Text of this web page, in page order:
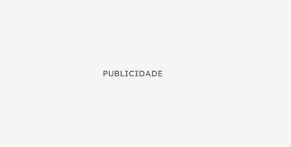
PUBLICIDADE